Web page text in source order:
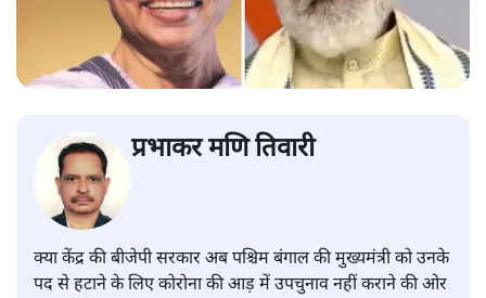
प्रभाकर मणि तिवारी
क्या केंद्र की बीजेपी सरकार अब पश्चिम बंगाल की मुख्यमंत्री को उनके
पद से हटाने के लिए कोरोना की आड़ में उपचुनाव नहीं कराने की ओर